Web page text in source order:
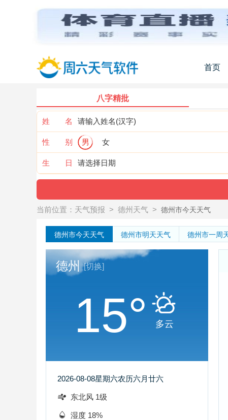
首页
八字精批
姓 名
性 别 男 女
生 日
当前位置： 天气预报 > 德州天气 > 德州市今天天气
德州市今天天气 德州市明天天气 德州市一周
德州 [切换]
15° 多云
2026-08-08星期六农历六月廿六
东北风 1级
湿度 18%